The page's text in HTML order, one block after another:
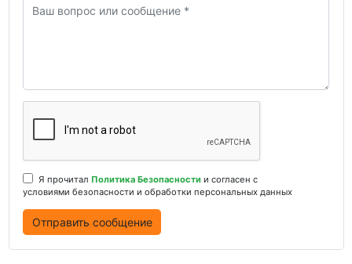
Я прочитал Политика Безопасности и согласен с
условиями безопасности и обработки персональных данных